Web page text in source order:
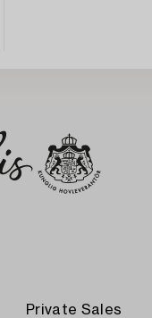
Private Sales